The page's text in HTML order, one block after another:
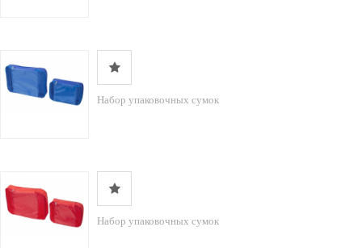
Набор упаковочных сумок
Набор упаковочных сумок